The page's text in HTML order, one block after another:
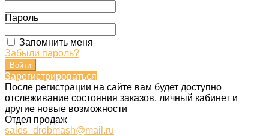
Пароль
Запомнить меня
Забыли пароль?
Зарегистрироваться
После регистрации на сайте вам будет доступно
отслеживание состояния заказов, личный кабинет и
другие новые возможности
Отдел продаж
sales_drobmash@mail.ru